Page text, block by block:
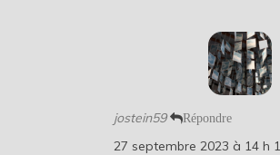
jostein59 Répondre
27 septembre 2023 à 14 h